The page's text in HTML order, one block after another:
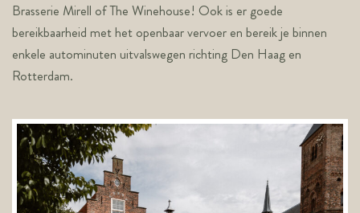
Brasserie Mirell of The Winehouse! Ook is er goede
bereikbaarheid met het openbaar vervoer en bereik je binnen
enkele autominuten uitvalswegen richting Den Haag en
Rotterdam.